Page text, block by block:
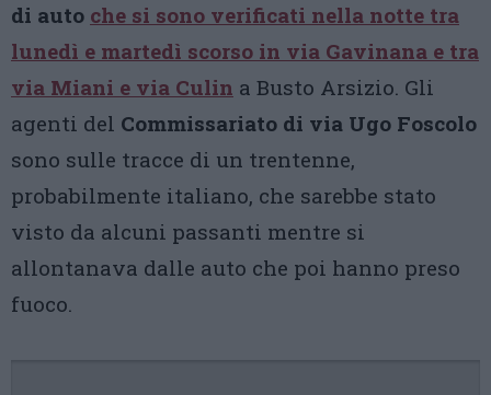
di auto che si sono verificati nella notte tra
lunedì e martedì scorso in via Gavinana e tra
via Miani e via Culin a Busto Arsizio. Gli
agenti del Commissariato di via Ugo Foscolo
sono sulle tracce di un trentenne,
probabilmente italiano, che sarebbe stato
visto da alcuni passanti mentre si
allontanava dalle auto che poi hanno preso
fuoco.